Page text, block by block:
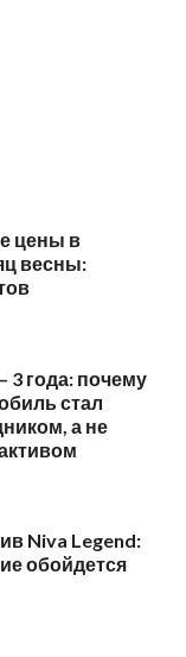
цены в
весны:
3 года: почему
стал
а не
Niva Legend:
обойдется